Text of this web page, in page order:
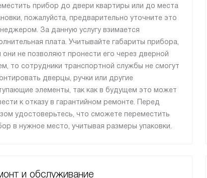
прибор до двери квартиры или до места
пожалуйста, предварительно уточните это
За данную услугу взимается
плата. Учитывайте габариты прибора,
они не позволяют пронести его через дверной
то сотрудники транспортной службы не смогут
дверцы, ручки или другие
элементы, так как в будущем это может
к отказу в гарантийном ремонте. Перед
удостоверьтесь, что сможете переместить
в нужное место, учитывая размеры упаковки.
и обслуживание